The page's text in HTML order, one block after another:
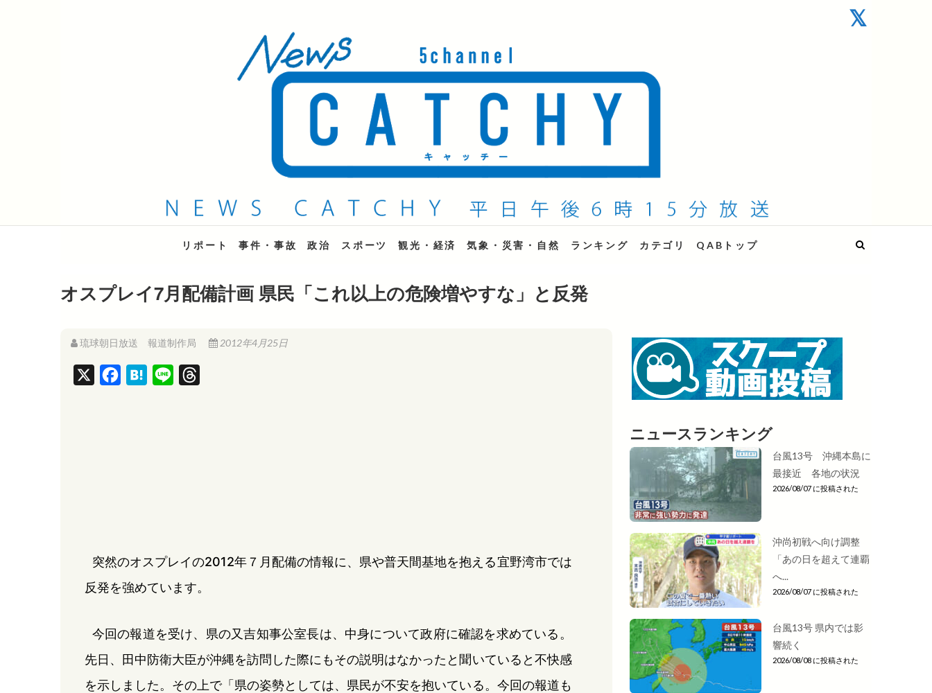
QAB NEWS Headline
キャッチー 月曜〜金曜 午後6時15分放送
リポート 事件・事故 政治 スポーツ 観光・経済 気象・災害・自然 ランキング カテゴリ QABトップ
オスプレイ7月配備計画 県民「これ以上の危険増やすな」と反発
琉球朝日放送 報道制作局 2012年4月25日
H
突然のオスプレイの2012年７月配備の情報に、県や普天間基地を抱える宜野湾市では
反発を強めています。
今回の報道を受け、県の又吉知事公室長は、中身について政府に確認を求めている。
先日、田中防衛大臣が沖縄を訪問した際にもその説明はなかったと聞いていると不快感
を示しました。その上で「県の姿勢としては、県民が不安を抱いている。今回の報道も
ニュースランキング
台風13号 沖縄本島に
最接近 各地の状況
2026/08/07 に投稿された
沖尚初戦へ向け調整
「あの日を超えて連覇
へ...
2026/08/07 に投稿された
台風13号 県内では影
響続く
2026/08/08 に投稿された